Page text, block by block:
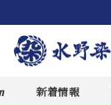
新着情報